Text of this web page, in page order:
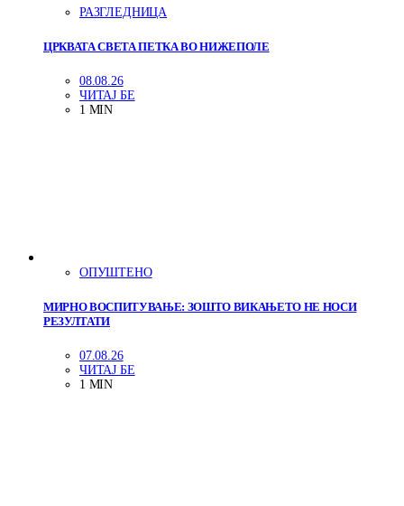
РАЗГЛЕДНИЦА
ЦРКВАТА СВЕТА ПЕТКА ВО НИЖЕПОЛЕ
08.08.26
ЧИТАЈ БЕ
1 MIN
ОПУШТЕНО
МИРНО ВОСПИТУВАЊЕ: ЗОШТО ВИКАЊЕТО НЕ НОСИ
РЕЗУЛТАТИ
07.08.26
ЧИТАЈ БЕ
1 MIN